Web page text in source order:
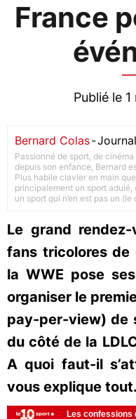
France
Publié le
Bernard Colas-
Passionné de sport, de
depuis son enfance, Bernard
Plus habile clavier en main
principalement un sport
un sport qui n’en est pas un (le
Le grand
fans tricolores de
la WWE pose
organiser le
pay-per-view) de
du côté de la
A quoi faut-il
vous explique tout.